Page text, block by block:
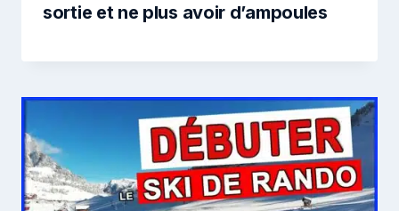
sortie et ne plus avoir d’ampoules